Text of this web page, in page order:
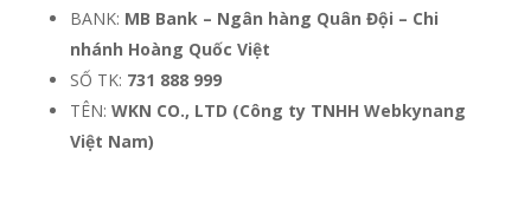
BANK: MB Bank – Ngân hàng Quân Đội – Chi
nhánh Hoàng Quốc Việt
SỐ TK: 731 888 999
TÊN: WKN CO., LTD (Công ty TNHH Webkynang
Việt Nam)